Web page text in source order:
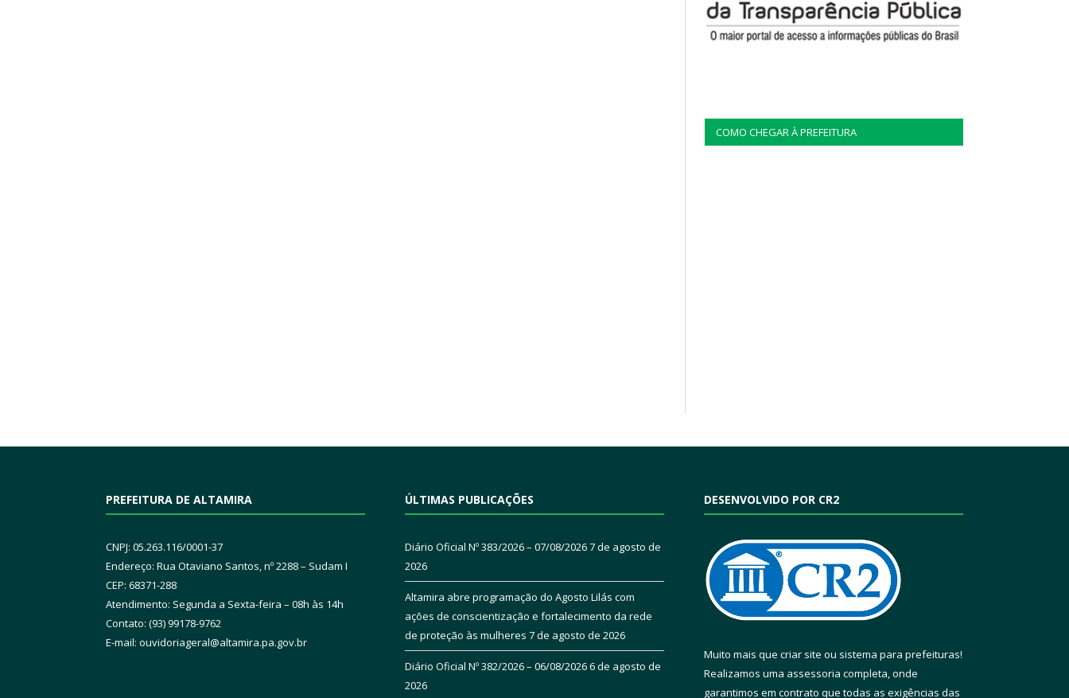
COMO CHEGAR À PREFEITURA
PREFEITURA DE ALTAMIRA
CNPJ: 05.263.116/0001-37
Endereço: Rua Otaviano Santos, nº 2288 – Sudam I
CEP: 68371-288
Atendimento: Segunda a Sexta-feira – 08h às 14h
Contato: (93) 99178-9762
E-mail: ouvidoriageral@altamira.pa.gov.br
ÚLTIMAS PUBLICAÇÕES
Diário Oficial Nº 383/2026 – 07/08/20267 de agosto de
2026
Altamira abre programação do Agosto Lilás com
ações de conscientização e fortalecimento da rede
de proteção às mulheres 7 de agosto de 2026
Diário Oficial Nº 382/2026 – 06/08/20266 de agosto de
2026
DESENVOLVIDO POR CR2
Muito mais que criar site ou sistema para prefeituras!
Realizamos uma assessoria completa, onde
garantimos em contrato que todas as exigências das